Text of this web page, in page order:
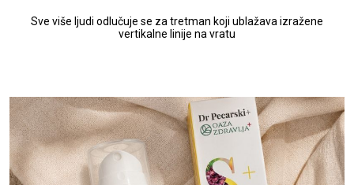
Sve više ljudi odlučuje se za tretman koji ublažava izražene
vertikalne linije na vratu